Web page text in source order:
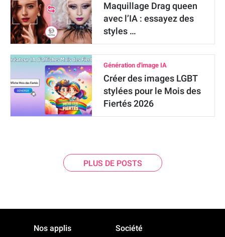
Maquillage Drag queen
avec l’IA : essayez des
styles …
Génération d'image IA
Créer des images LGBT
stylées pour le Mois des
Fiertés 2026
PLUS DE POSTS
Nos applis Société